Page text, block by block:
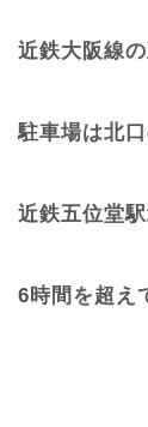
近鉄大阪線
駐車場は北
近鉄五位堂
6時間を超え